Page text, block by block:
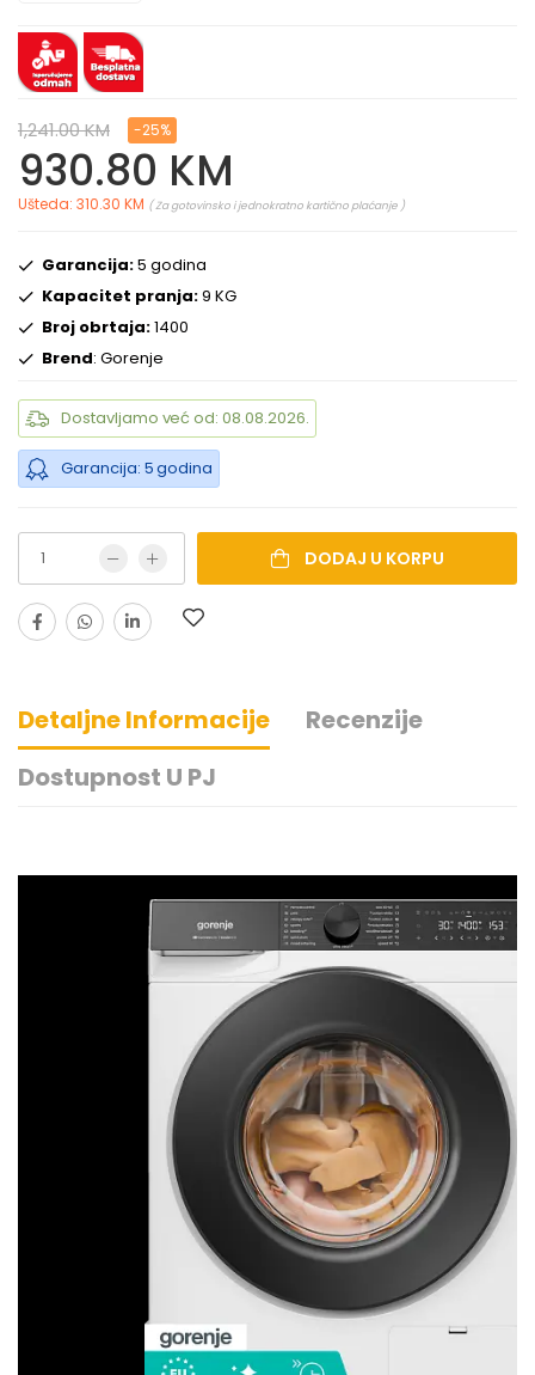
1,241.00 KM -25%
930.80 KM
Ušteda: 310.30 KM ( Za gotovinsko i jednokratno kartično plaćanje )
Garancija:5 godina
Kapacitet pranja:9 KG
Broj obrtaja:1400
Brend: Gorenje
Dostavljamo već od: 08.08.2026.
Garancija: 5 godina
DODAJ U KORPU
Detaljne Informacije
Recenzije
Dostupnost U PJ